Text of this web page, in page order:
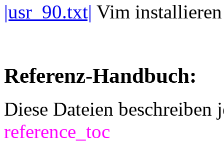
|usr_90.txt| Vim installieren
Referenz-Handbuch:
Diese Dateien
reference_toc